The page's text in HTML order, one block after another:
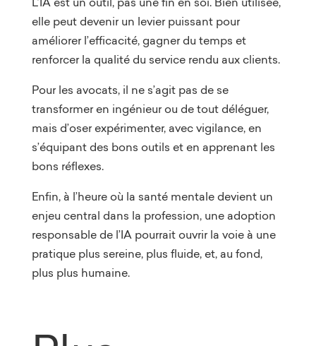
elle peut devenir un levier puissant pour
améliorer l’efficacité, gagner du temps et
renforcer la qualité du service rendu aux clients.
Pour les avocats, il ne s’agit pas de se
transformer en ingénieur ou de tout déléguer,
mais d’oser expérimenter, avec vigilance, en
s’équipant des bons outils et en apprenant les
bons réflexes.
Enfin, à l’heure où la santé mentale devient un
enjeu central dans la profession, une adoption
responsable de l’IA pourrait ouvrir la voie à une
pratique plus sereine, plus fluide, et, au fond,
plus plus humaine.